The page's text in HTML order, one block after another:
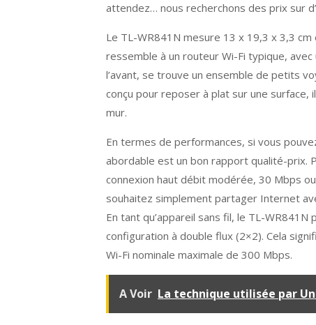
attendez… nous recherchons des prix sur
Le TL-WR841N mesure 13 x 19,3 x 3,3
ressemble à un routeur Wi-Fi typique,
l’avant, se trouve un ensemble de petits
conçu pour reposer à plat sur une surface,
mur.
En termes de performances, si vous
abordable est un bon rapport qualité-prix.
connexion haut débit modérée, 30 Mbps
souhaitez simplement partager Internet
En tant qu’appareil sans fil, le TL-
configuration à double flux (2×2). Cela
Wi-Fi nominale maximale de 300 Mbps.
A Voir La technique utilisée par